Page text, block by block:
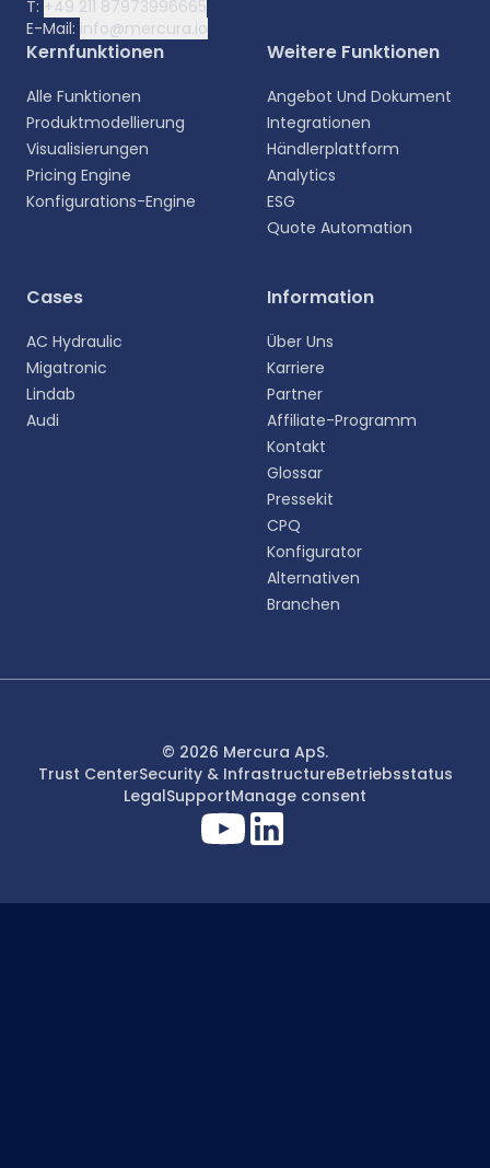
T: +49 211 87973996665
E-Mail: info@mercura.io
Kernfunktionen
Alle Funktionen
Produktmodellierung
Visualisierungen
Pricing Engine
Konfigurations-Engine
Weitere Funktionen
Angebot Und Dokument
Integrationen
Händlerplattform
Analytics
ESG
Quote Automation
Cases
AC Hydraulic
Migatronic
Lindab
Audi
Information
Über Uns
Karriere
Partner
Affiliate-Programm
Kontakt
Glossar
Pressekit
CPQ
Konfigurator
Alternativen
Branchen
© 2026 Mercura ApS.
Trust CenterSecurity & InfrastructureBetriebsstatus
LegalSupportManage consent